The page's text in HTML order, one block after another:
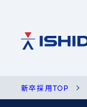
新卒採用TOP